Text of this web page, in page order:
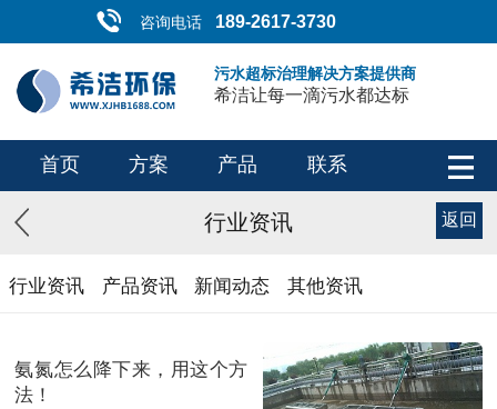
咨询电话 189-2617-3730
污水超标治理解决方案提供商
希洁让每一滴污水都达标
首页 方案 产品 联系
行业资讯 返回
行业资讯 产品资讯 新闻动态 其他资讯
氨氮怎么降下来，用这个方
法！